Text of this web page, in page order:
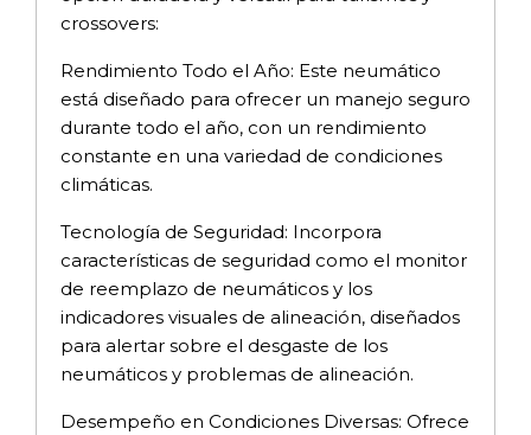
crossovers:
Rendimiento Todo el Año: Este neumático
está diseñado para ofrecer un manejo seguro
durante todo el año, con un rendimiento
constante en una variedad de condiciones
climáticas.
Tecnología de Seguridad: Incorpora
características de seguridad como el monitor
de reemplazo de neumáticos y los
indicadores visuales de alineación, diseñados
para alertar sobre el desgaste de los
neumáticos y problemas de alineación.
Desempeño en Condiciones Diversas: Ofrece